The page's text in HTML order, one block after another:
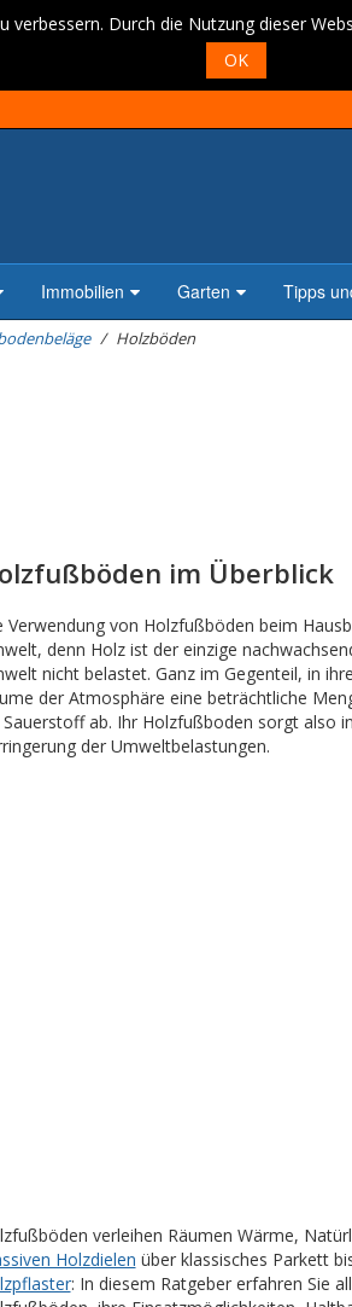
verbessern. Durch die Nutzung dieser
OK
Immobilien Garten Tipps
Holzböden
im Überblick
Verwendung von Holzfußböden beim
denn Holz ist der einzige
nicht belastet. Ganz im Gegenteil, in
der Atmosphäre eine beträchtliche
Sauerstoff ab. Ihr Holzfußboden sorgt also
der Umweltbelastungen.
verleihen Räumen Wärme,
Holzdielen über klassisches Parkett
: In diesem Ratgeber erfahren Sie